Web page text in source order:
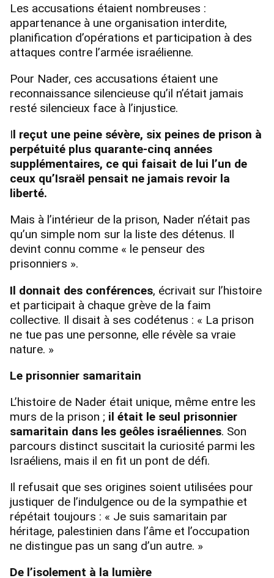
Les accusations étaient nombreuses :
appartenance à une organisation interdite,
planification d’opérations et participation à des
attaques contre l’armée israélienne.
Pour Nader, ces accusations étaient une
reconnaissance silencieuse qu’il n’était jamais
resté silencieux face à l’injustice.
Il reçut une peine sévère, six peines de prison à
perpétuité plus quarante-cinq années
supplémentaires, ce qui faisait de lui l’un de
ceux qu’Israël pensait ne jamais revoir la
liberté.
Mais à l’intérieur de la prison, Nader n’était pas
qu’un simple nom sur la liste des détenus. Il
devint connu comme « le penseur des
prisonniers ».
Il donnait des conférences, écrivait sur l’histoire
et participait à chaque grève de la faim
collective. Il disait à ses codétenus : « La prison
ne tue pas une personne, elle révèle sa vraie
nature. »
Le prisonnier samaritain
L’histoire de Nader était unique, même entre les
murs de la prison ; il était le seul prisonnier
samaritain dans les geôles israéliennes. Son
parcours distinct suscitait la curiosité parmi les
Israéliens, mais il en fit un pont de défi.
Il refusait que ses origines soient utilisées pour
justiquer de l’indulgence ou de la sympathie et
répétait toujours : « Je suis samaritain par
héritage, palestinien dans l’âme et l’occupation
ne distingue pas un sang d’un autre. »
De l’isolement à la lumière